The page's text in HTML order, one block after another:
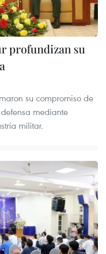
profundizan su
su compromiso de
mediante
militar.